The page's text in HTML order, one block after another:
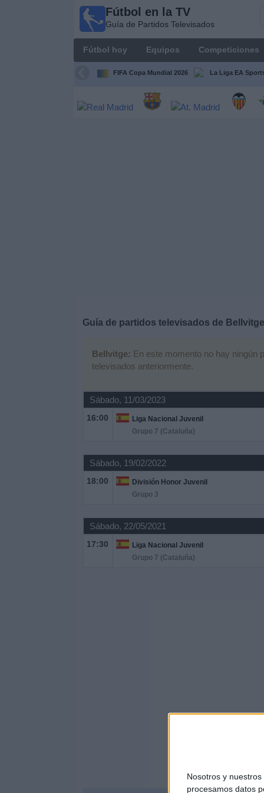
Nosotros y nuestros
procesamos datos
Fútbol en la TV
Guía de Partidos Televisados
Fútbol hoy Equipos Competiciones
FIFA Copa Mundial 2026 La Liga EA
Guía de partidos televisados de Bellvitge
Bellvitge: En este momento no hay ningún
televisados anteriormente.
Sábado, 11/03/2023
16:00
Liga Nacional Juvenil
Grupo 7 (Cataluña)
Sábado, 19/02/2022
18:00
División Honor Juvenil
Grupo 3
Sábado, 22/05/2021
17:30
Liga Nacional Juvenil
Grupo 7 (Cataluña)